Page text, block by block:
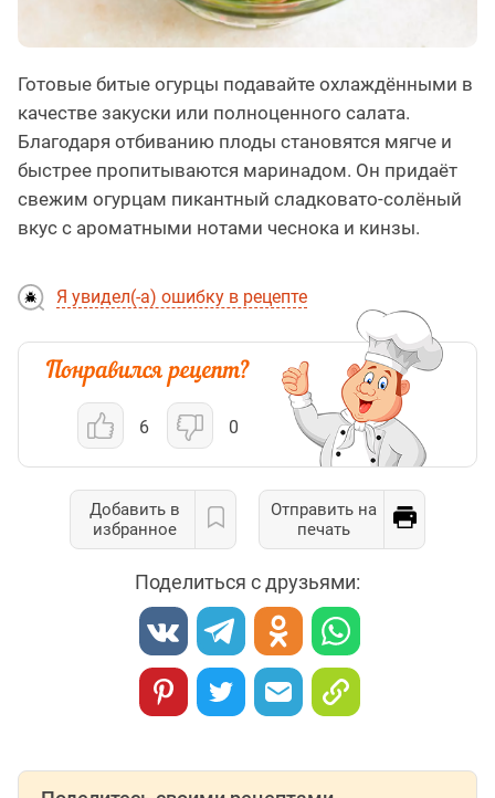
Готовые битые огурцы подавайте охлаждёнными в
качестве закуски или полноценного салата.
Благодаря отбиванию плоды становятся мягче и
быстрее пропитываются маринадом. Он придаёт
свежим огурцам пикантный сладковато-солёный
вкус с ароматными нотами чеснока и кинзы.
Я увидел(-а) ошибку в рецепте
6 0
Добавить в
избранное
Отправить на
печать
Поделиться с друзьями: